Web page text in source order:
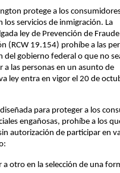
protege a los
los servicios de inmigración. La
ley de Prevención de Fraude
(RCW 19.154) prohíbe a las
del gobierno federal o que no
a las personas en un asunto de
ley entra en vigor el 20 de
para proteger a los
engañosas, prohíbe a los
autorización de participar en
a otro en la selección de una